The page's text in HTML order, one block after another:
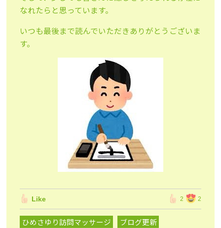
なれたらと思っています。
いつも最後まで読んでいただきありがとうございま
す。
Like 2 2
ひめさゆり訪問マッサージ
ブログ更新